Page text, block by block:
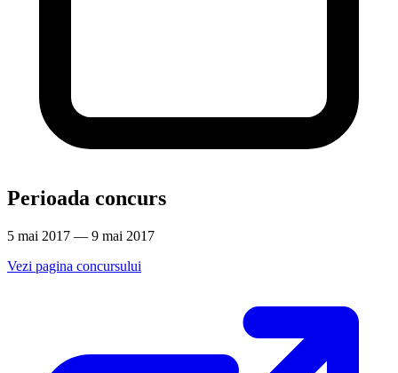
Perioada concurs
5 mai 2017 — 9 mai 2017
Vezi pagina concursului